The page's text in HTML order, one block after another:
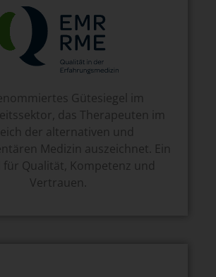
Gütesiegel im
das Therapeuten im
der alternativen und
Medizin auszeichnet. Ein
für Qualität, Kompetenz und
Vertrauen.